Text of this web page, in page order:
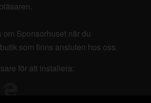
om Sponsorhuset när du
som finns ansluten hos oss.
för att installera: